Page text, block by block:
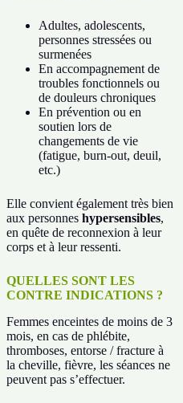
Adultes, adolescents,
personnes stressées ou
surmenées
En accompagnement de
troubles fonctionnels ou
de douleurs chroniques
En prévention ou en
soutien lors de
changements de vie
(fatigue, burn-out, deuil,
etc.)
Elle convient également très bien
aux personnes hypersensibles,
en quête de reconnexion à leur
corps et à leur ressenti.
QUELLES SONT LES
CONTRE INDICATIONS ?
Femmes enceintes de moins de 3
mois, en cas de phlébite,
thromboses, entorse / fracture à
la cheville, fièvre, les séances ne
peuvent pas s’effectuer.